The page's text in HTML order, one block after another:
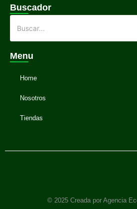
Buscador
Menu
Home
Nosotros
Tiendas
© 2025 Creada por Agencia